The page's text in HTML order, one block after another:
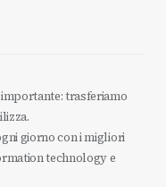
trasferiamo
giorno con i migliori
technology e